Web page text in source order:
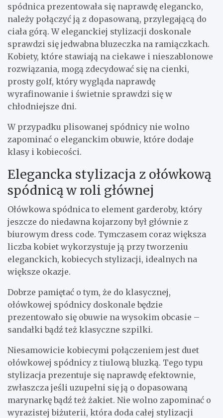
spódnica prezentowała się naprawdę elegancko,
należy połączyć ją z dopasowaną, przylegającą do
ciała górą. W eleganckiej stylizacji doskonale
sprawdzi się jedwabna bluzeczka na ramiączkach.
Kobiety, które stawiają na ciekawe i nieszablonowe
rozwiązania, mogą zdecydować się na cienki,
prosty golf, który wygląda naprawdę
wyrafinowanie i świetnie sprawdzi się w
chłodniejsze dni.
W przypadku plisowanej spódnicy nie wolno
zapominać o eleganckim obuwie, które dodaje
klasy i kobiecości.
Elegancka stylizacja z ołówkową
spódnicą w roli głównej
Ołówkowa spódnica to element garderoby, który
jeszcze do niedawna kojarzony był głównie z
biurowym dress code. Tymczasem coraz większa
liczba kobiet wykorzystuje ją przy tworzeniu
eleganckich, kobiecych stylizacji, idealnych na
większe okazje.
Dobrze pamiętać o tym, że do klasycznej,
ołówkowej spódnicy doskonale będzie
prezentowało się obuwie na wysokim obcasie –
sandałki bądź też klasyczne szpilki.
Niesamowicie kobiecymi połączeniem jest duet
ołówkowej spódnicy z tiulową bluzką. Tego typu
stylizacja prezentuje się naprawdę efektownie,
zwłaszcza jeśli uzupełni się ją o dopasowaną
marynarkę bądź też żakiet. Nie wolno zapominać o
wyrazistej biżuterii, która doda całej stylizacji